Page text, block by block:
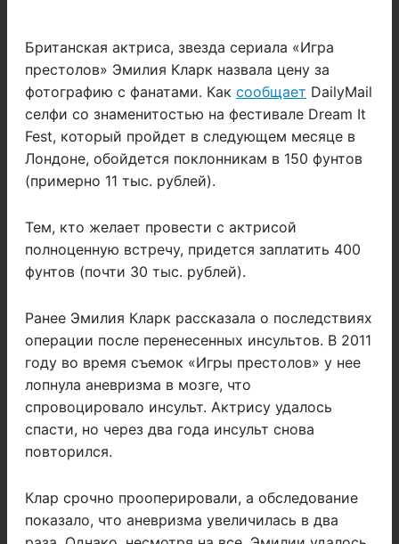
Британская актриса, звезда сериала «Игра
престолов» Эмилия Кларк назвала цену за
фотографию с фанатами. Как сообщает DailyMail
селфи со знаменитостью на фестивале Dream It
Fest, который пройдет в следующем месяце в
Лондоне, обойдется поклонникам в 150 фунтов
(примерно 11 тыс. рублей).
Тем, кто желает провести с актрисой
полноценную встречу, придется заплатить 400
фунтов (почти 30 тыс. рублей).
Ранее Эмилия Кларк рассказала о последствиях
операции после перенесенных инсультов. В 2011
году во время съемок «Игры престолов» у нее
лопнула аневризма в мозге, что
спровоцировало инсульт. Актрису удалось
спасти, но через два года инсульт снова
повторился.
Клар срочно прооперировали, а обследование
показало, что аневризма увеличилась в два